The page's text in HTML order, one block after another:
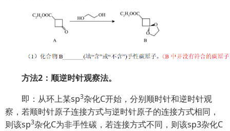
方法2：顺逆时针观察法。
即：从环上某sp3杂化C开始，分别顺时针和逆时针观
察，若顺时针原子连接方式与逆时针原子的连接方式相同，
则该sp3杂化C为非手性碳，若连接方式不同，则该sp3杂化C